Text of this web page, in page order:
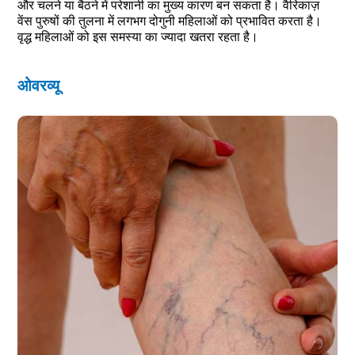
और चलने या बैठने में परेशानी का मुख्य कारण बन सकता है। वैरिकाज़
वेंस पुरुषों की तुलना में लगभग दोगुनी महिलाओं को प्रभावित करता है।
वृद्ध महिलाओं को इस समस्या का ज्यादा खतरा रहता है।
ओवरव्यू